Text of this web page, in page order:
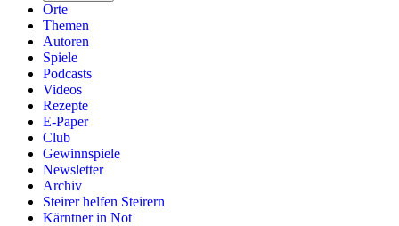
Orte
Themen
Autoren
Spiele
Podcasts
Videos
Rezepte
E-Paper
Club
Gewinnspiele
Newsletter
Archiv
Steirer helfen Steirern
Kärntner in Not